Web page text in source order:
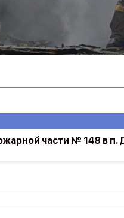
части № 148 в п.